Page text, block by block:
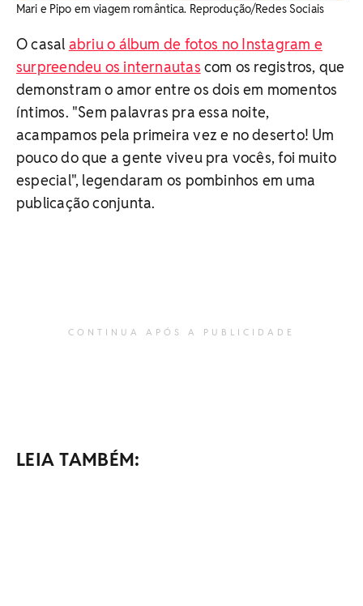
Mari e Pipo em viagem romântica. Reprodução/Redes Sociais
O casal abriu o álbum de fotos no Instagram e
surpreendeu os internautas com os registros, que
demonstram o amor entre os dois em momentos
íntimos. "Sem palavras pra essa noite,
acampamos pela primeira vez e no deserto! Um
pouco do que a gente viveu pra vocês, foi muito
especial", legendaram os pombinhos em uma
publicação conjunta.
CONTINUA APÓS A PUBLICIDADE
LEIA TAMBÉM: